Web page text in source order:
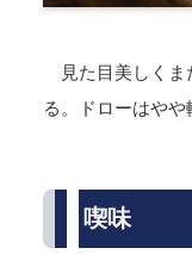
見た目美しくま
る。ドローはやや
喫味